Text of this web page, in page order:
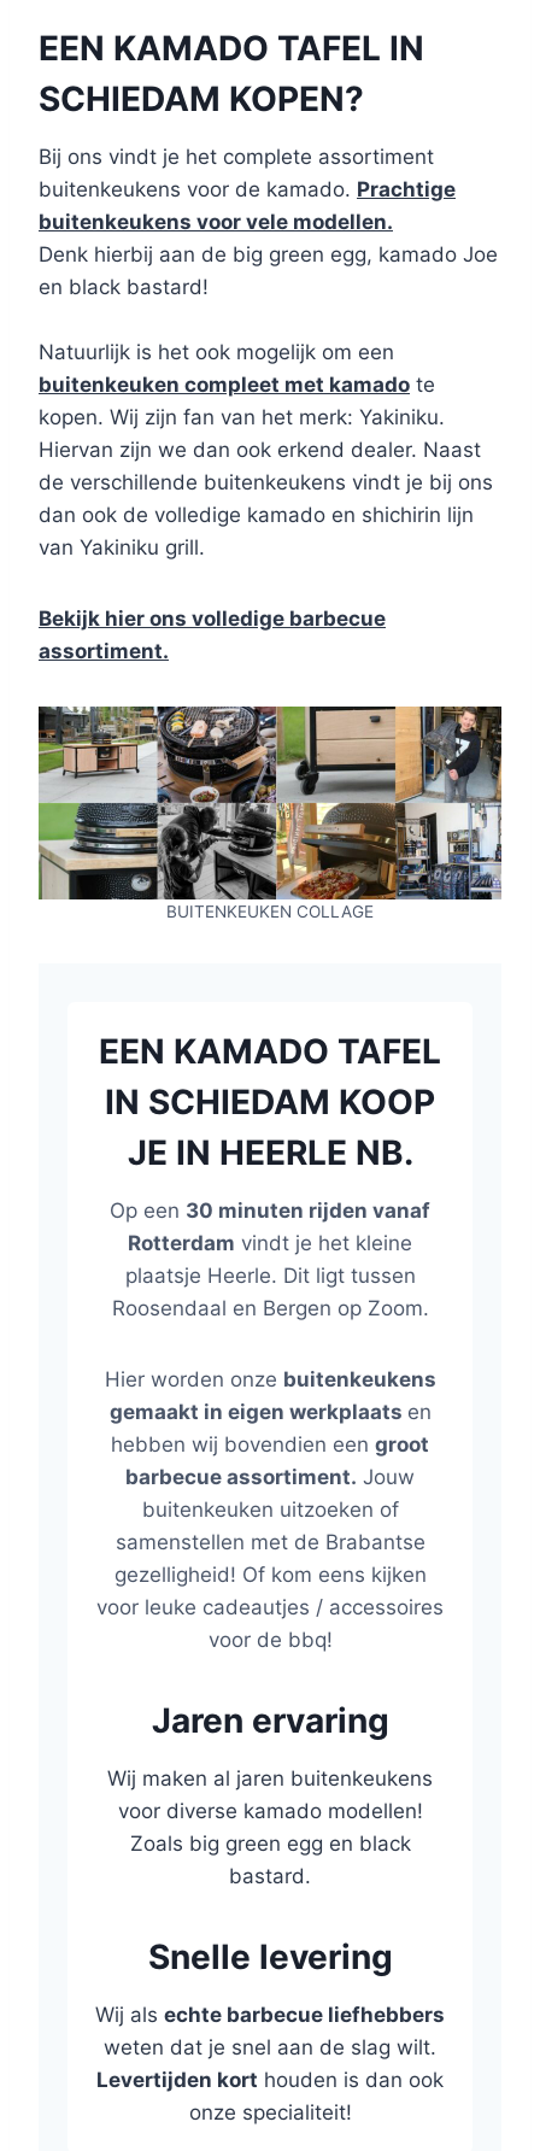
EEN KAMADO TAFEL IN
SCHIEDAM KOPEN?
Bij ons vindt je het complete assortiment
buitenkeukens voor de kamado. Prachtige
buitenkeukens voor vele modellen.
Denk hierbij aan de big green egg, kamado Joe
en black bastard!
Natuurlijk is het ook mogelijk om een
buitenkeuken compleet met kamado te
kopen. Wij zijn fan van het merk: Yakiniku.
Hiervan zijn we dan ook erkend dealer. Naast
de verschillende buitenkeukens vindt je bij ons
dan ook de volledige kamado en shichirin lijn
van Yakiniku grill.
Bekijk hier ons volledige barbecue
assortiment.
BUITENKEUKEN COLLAGE
EEN KAMADO TAFEL
IN SCHIEDAM KOOP
JE IN HEERLE NB.
Op een 30 minuten rijden vanaf
Rotterdam vindt je het kleine
plaatsje Heerle. Dit ligt tussen
Roosendaal en Bergen op Zoom.
Hier worden onze buitenkeukens
gemaakt in eigen werkplaats en
hebben wij bovendien een groot
barbecue assortiment. Jouw
buitenkeuken uitzoeken of
samenstellen met de Brabantse
gezelligheid! Of kom eens kijken
voor leuke cadeautjes / accessoires
voor de bbq!
Jaren ervaring
Wij maken al jaren buitenkeukens
voor diverse kamado modellen!
Zoals big green egg en black
bastard.
Snelle levering
Wij als echte barbecue liefhebbers
weten dat je snel aan de slag wilt.
Levertijden kort houden is dan ook
onze specialiteit!